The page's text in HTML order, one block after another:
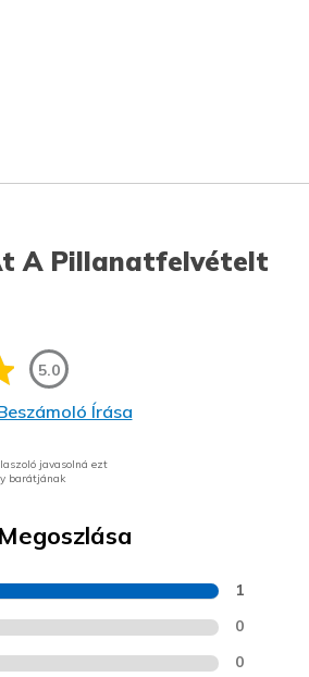
A Pillanatfelvételt
5.0
Írása
javasolná ezt
barátjának
1
0
0